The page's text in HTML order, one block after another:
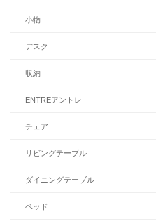
小物
デスク
収納
ENTREアントレ
チェア
リビングテーブル
ダイニングテーブル
ベッド